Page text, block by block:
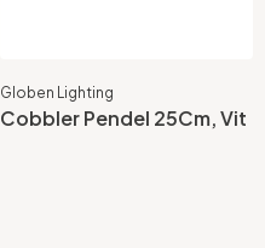
Globen Lighting
Cobbler Pendel 25Cm, Vit